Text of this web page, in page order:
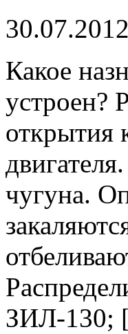
30.07.2012
Какое
устроен?
открытия
чугуна.
ЗИЛ-